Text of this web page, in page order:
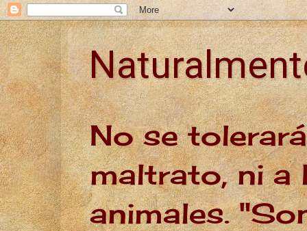
No se
maltrato, ni a
animales.